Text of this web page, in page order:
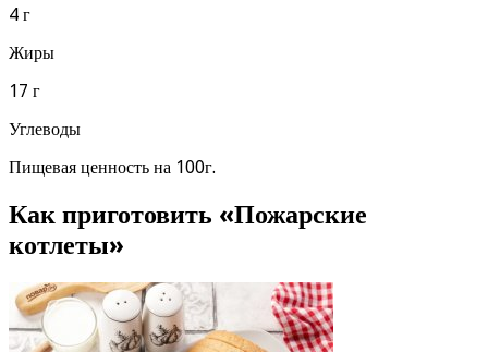
4 г
Жиры
17 г
Углеводы
Пищевая ценность на 100г.
Как приготовить «Пожарские
котлеты»